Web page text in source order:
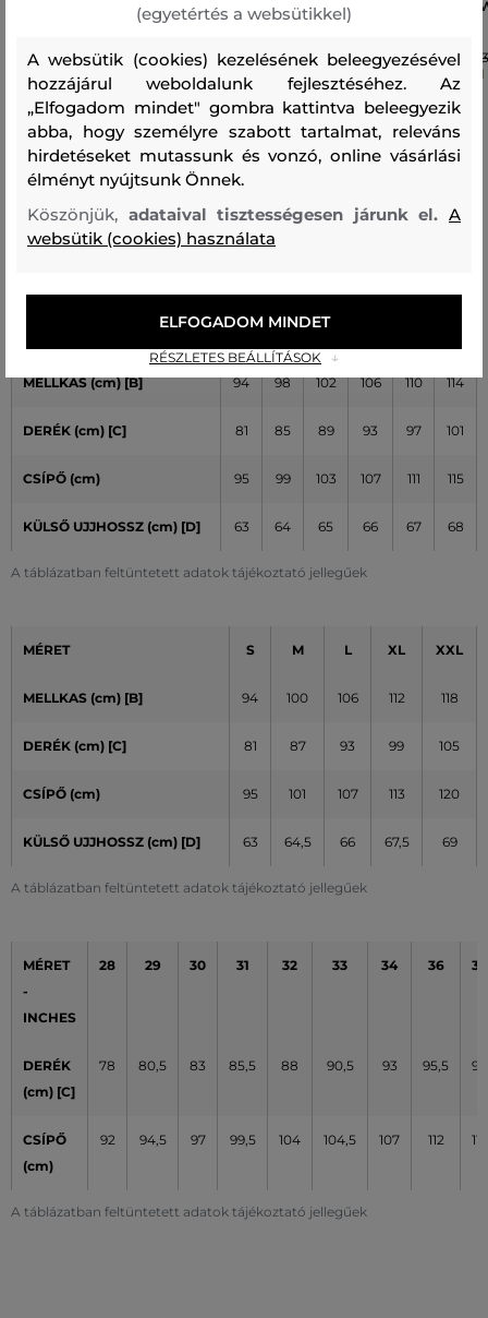
DZSEKI DIESEL J-MAGNUS JACKET
123 190 Ft
Elérhető méretek:
52, 54
DZSEKI WOOLRICH KNITTED
SHIRT JACKET
Elérhető méretek:
L XL, XXL
Tabuľka veľkostí PeakPerformance - Muži
A táblázatban feltüntetett adatok tájékoztató jellegűek
MELLKAS (cm) [B] 94 98 102 106 110 114
DERÉK (cm) [C] 81 85 89 93 97 101
CSÍPŐ (cm) 95 99 103 107 111 115
KÜLSŐ UJJHOSSZ (cm) [D] 63 64 65 66 67 68
A táblázatban feltüntetett adatok tájékoztató jellegűek
MÉRET S M L XL XXL
MELLKAS (cm) [B] 94 100 106 112 118
DERÉK (cm) [C] 81 87 93 99 105
CSÍPŐ (cm) 95 101 107 113 120
KÜLSŐ UJJHOSSZ (cm) [D] 63 64,5 66 67,5 69
A táblázatban feltüntetett adatok tájékoztató jellegűek
MÉRET
-
INCHES
28 29 30 31 32 33 34 36 38
DERÉK
(cm) [C]
78 80,5 83 85,5 88 90,5 93 95,5 98
CSÍPŐ
(cm)
92 94,5 97 99,5 104 104,5 107 112 117
(egyetértés a websütikkel)
A websütik (cookies) kezelésének beleegyezésével
hozzájárul weboldalunk fejlesztéséhez. Az
„Elfogadom mindet" gombra kattintva beleegyezik
abba, hogy személyre szabott tartalmat, releváns
hirdetéseket mutassunk és vonzó, online vásárlási
élményt nyújtsunk Önnek.
Köszönjük, adataival tisztességesen járunk el.A
websütik (cookies) használata
RÉSZLETES BEÁLLÍTÁSOK
ELFOGADOM MINDET